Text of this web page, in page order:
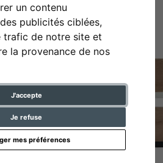
un contenu
publicités ciblées,
trafic de notre site et
la provenance de nos
J'accepte
Je refuse
mes préférences